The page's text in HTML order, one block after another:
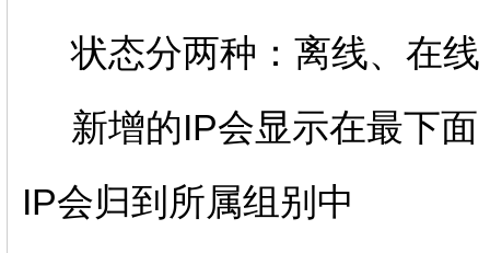
状态分两种：离线、在线
新增的IP会显示在最下面
IP会归到所属组别中